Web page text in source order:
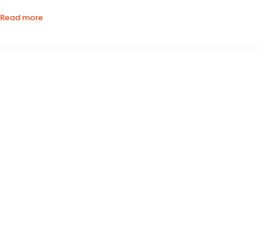
Read more